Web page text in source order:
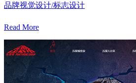
品牌视觉设计/标志设计
Read More